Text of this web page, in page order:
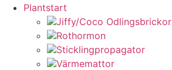
Plantstart
Jiffy/Coco Odlingsbrickor
Rothormon
Sticklingpropagator
Värmemattor